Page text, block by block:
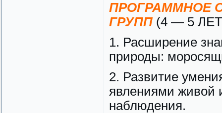
ПРОГРАММНОЕ
ГРУПП (4 — 5
1. Расширение
природы:
2. Развитие
явлениями живой
наблюдения.